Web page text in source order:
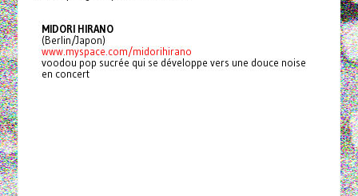
MIDORI HIRANO
(Berlin/Japon)
www.myspace.com/midorihirano
voodou pop sucrée qui se développe vers une douce noise
en concert